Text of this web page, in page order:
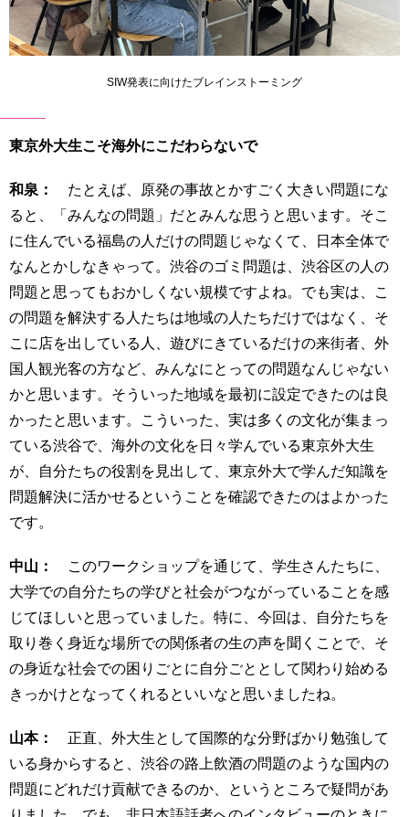
SIW発表に向けたブレインストーミング
東京外大生こそ海外にこだわらないで
和泉：
たとえば、原発の事故とかすごく大きい問題にな
ると、「みんなの問題」だとみんな思うと思います。そこ
に住んでいる福島の人だけの問題じゃなくて、日本全体で
なんとかしなきゃって。渋谷のゴミ問題は、渋谷区の人の
問題と思ってもおかしくない規模ですよね。でも実は、こ
の問題を解決する人たちは地域の人たちだけではなく、そ
こに店を出している人、遊びにきているだけの来街者、外
国人観光客の方など、みんなにとっての問題なんじゃない
かと思います。そういった地域を最初に設定できたのは良
かったと思います。こういった、実は多くの文化が集まっ
ている渋谷で、海外の文化を日々学んでいる東京外大生
が、自分たちの役割を見出して、東京外大で学んだ知識を
問題解決に活かせるということを確認できたのはよかった
です。
中山：
このワークショップを通じて、学生さんたちに、
大学での自分たちの学びと社会がつながっていることを感
じてほしいと思っていました。特に、今回は、自分たちを
取り巻く身近な場所での関係者の生の声を聞くことで、そ
の身近な社会での困りごとに自分ごととして関わり始める
きっかけとなってくれるといいなと思いましたね。
山本：
正直、外大生として国際的な分野ばかり勉強して
いる身からすると、渋谷の路上飲酒の問題のような国内の
問題にどれだけ貢献できるのか、というところで疑問があ